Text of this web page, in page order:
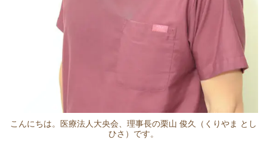
こんにちは。医療法人大央会、理事長の栗山 俊久（くりやま とし
ひさ）です。